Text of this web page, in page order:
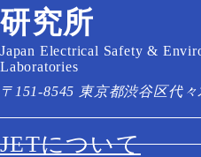
研究所
Japan Electrical Safety &
Laboratories
〒151-8545 東京都渋谷区代々
JETについて